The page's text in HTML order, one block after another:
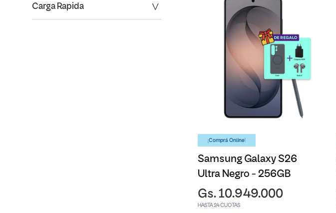
Carga Rapida
¡Comprá Online!
Samsung Galaxy S26
Ultra Negro - 256GB
Gs. 10.949.000
HASTA 24 CUOTAS